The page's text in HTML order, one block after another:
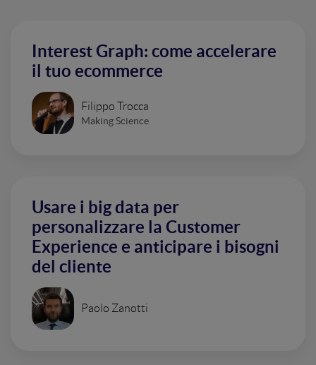
Interest Graph: come accelerare
il tuo ecommerce
Filippo Trocca
Making Science
Usare i big data per
personalizzare la Customer
Experience e anticipare i bisogni
del cliente
Paolo Zanotti